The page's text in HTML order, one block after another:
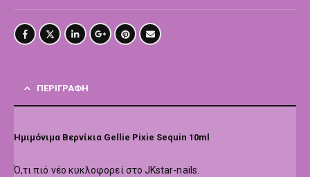
ΠΕΡΙΓΡΑΦΉ
Ημιμόνιμα Βερνίκια Gellie Pixie Sequin 10ml
Ό,τι πιό νέο κυκλοφορεί στο JKstar-nails.